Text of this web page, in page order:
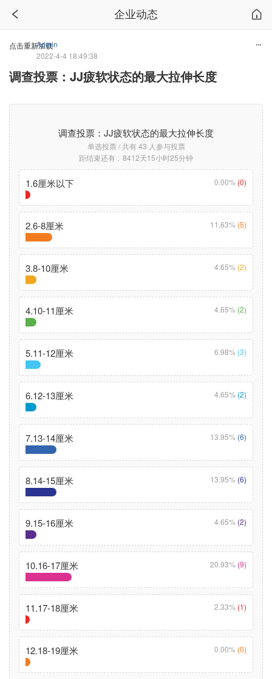
企业动态
点击重新加载
Admin
2022-4-4 18:49:38
调查投票：JJ疲软状态的最大拉伸长度
调查投票：JJ疲软状态的最大拉伸长度
单选投票 / 共有 43 人参与投票
距结束还有 : 8412天15小时25分钟
1.6厘米以下 0.00% (0)
2.6-8厘米 11.63% (5)
3.8-10厘米 4.65% (2)
4.10-11厘米 4.65% (2)
5.11-12厘米 6.98% (3)
6.12-13厘米 4.65% (2)
7.13-14厘米 13.95% (6)
8.14-15厘米 13.95% (6)
9.15-16厘米 4.65% (2)
10.16-17厘米 20.93% (9)
11.17-18厘米 2.33% (1)
12.18-19厘米 0.00% (0)